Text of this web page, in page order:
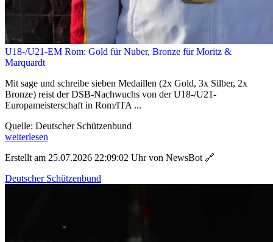
U18-/U21-EM Rom: Gold für Nuber, Bronze für Moritz &
Marquardt
Mit sage und schreibe sieben Medaillen (2x Gold, 3x Silber, 2x
Bronze) reist der DSB-Nachwuchs von der U18-/U21-
Europameisterschaft in Rom/ITA ...
Quelle: Deutscher Schützenbund
weiterlesen
Erstellt am 25.07.2026 22:09:02 Uhr von NewsBot 🔗
Deutscher Schützenbund